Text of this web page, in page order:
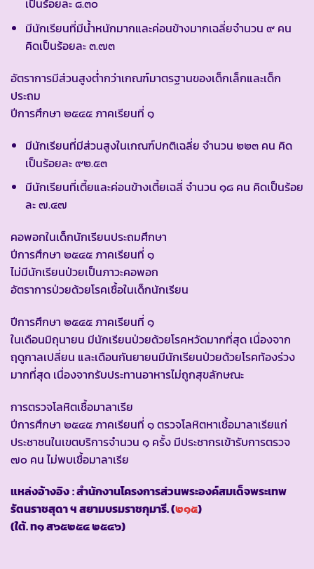
เป็นร้อยละ ๘.๓๐
มีนักเรียนที่มีน้ำหนักมากและค่อนข้างมากเฉลี่ยจำนวน ๙ คน
คิดเป็นร้อยละ ๓.๗๓
อัตราการมีส่วนสูงต่ำกว่าเกณฑ์มาตรฐานของเด็กเล็กและเด็ก
ประถม
ปีการศึกษา ๒๕๔๕ ภาคเรียนที่ ๑
มีนักเรียนที่มีส่วนสูงในเกณฑ์ปกติเฉลี่ย จำนวน ๒๒๓ คน คิด
เป็นร้อยละ ๙๒.๕๓
มีนักเรียนที่เตี้ยและค่อนข้างเตี้ยเฉลี่ จำนวน ๑๘ คน คิดเป็นร้อย
ละ ๗.๔๗
คอพอกในเด็กนักเรียนประถมศึกษา
ปีการศึกษา ๒๕๔๕ ภาคเรียนที่ ๑
ไม่มีนักเรียนป่วยเป็นภาวะคอพอก
อัตราการป่วยด้วยโรคเชื้อในเด็กนักเรียน
ปีการศึกษา ๒๕๔๕ ภาคเรียนที่ ๑
ในเดือนมิถุนายน มีนักเรียนป่วยด้วยโรคหวัดมากที่สุด เนื่องจาก
ฤดูกาลเปลี่ยน และเดือนกันยายนมีนักเรียนป่วยด้วยโรคท้องร่วง
มากที่สุด เนื่องจากรับประทานอาหารไม่ถูกสุขลักษณะ
การตรวจโลหิตเชื้อมาลาเรีย
ปีการศึกษา ๒๕๔๕ ภาคเรียนที่ ๑ ตรวจโลหิตหาเชื้อมาลาเรียแก่
ประชาชนในเขตบริการจำนวน ๑ ครั้ง มีประชากรเข้ารับการตรวจ
๗๐ คน ไม่พบเชื้อมาลาเรีย
แหล่งอ้างอิง: สำนักงานโครงการส่วนพระองค์สมเด็จพระเทพ
รัตนราชสุดา ฯ สยามบรมราชกุมารี. (๒๑๕)
(ใต้. ท๑ ส๖๕๒๕๔ ๒๕๔๖)